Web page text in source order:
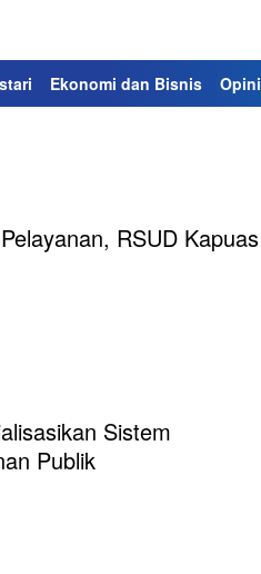
Ekonomi dan Bisnis Opini
RSUD Kapuas
Sistem
Publik